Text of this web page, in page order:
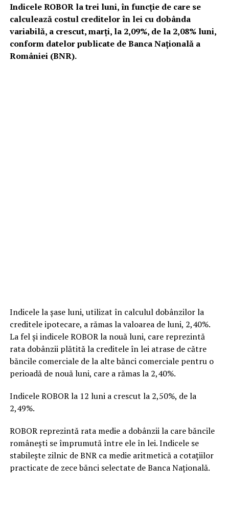
Indicele ROBOR la trei luni, în funcţie de care se
calculează costul creditelor în lei cu dobânda
variabilă, a crescut, marţi, la 2,09%, de la 2,08% luni,
conform datelor publicate de Banca Naţională a
României (BNR).
Indicele la şase luni, utilizat în calculul dobânzilor la
creditele ipotecare, a rămas la valoarea de luni, 2,40%.
La fel şi indicele ROBOR la nouă luni, care reprezintă
rata dobânzii plătită la creditele în lei atrase de către
băncile comerciale de la alte bănci comerciale pentru o
perioadă de nouă luni, care a rămas la 2,40%.
Indicele ROBOR la 12 luni a crescut la 2,50%, de la
2,49%.
ROBOR reprezintă rata medie a dobânzii la care băncile
româneşti se împrumută între ele în lei. Indicele se
stabileşte zilnic de BNR ca medie aritmetică a cotaţiilor
practicate de zece bănci selectate de Banca Naţională.